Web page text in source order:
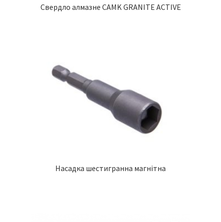
Свердло алмазне CAMK GRANITE ACTIVE
Насадка шестигранна магнітна